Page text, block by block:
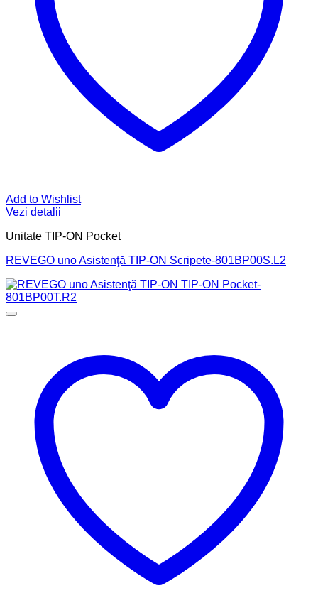
Add to Wishlist
Vezi detalii
Unitate TIP-ON Pocket
REVEGO uno Asistenţă TIP-ON Scripete-801BP00S.L2